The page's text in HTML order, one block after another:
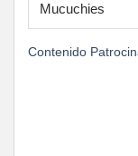
Mucuchies
Contenido